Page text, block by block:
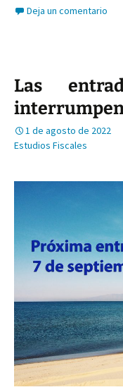
Deja un comentario
Las
1 de agosto de 2022
Estudios Fiscales